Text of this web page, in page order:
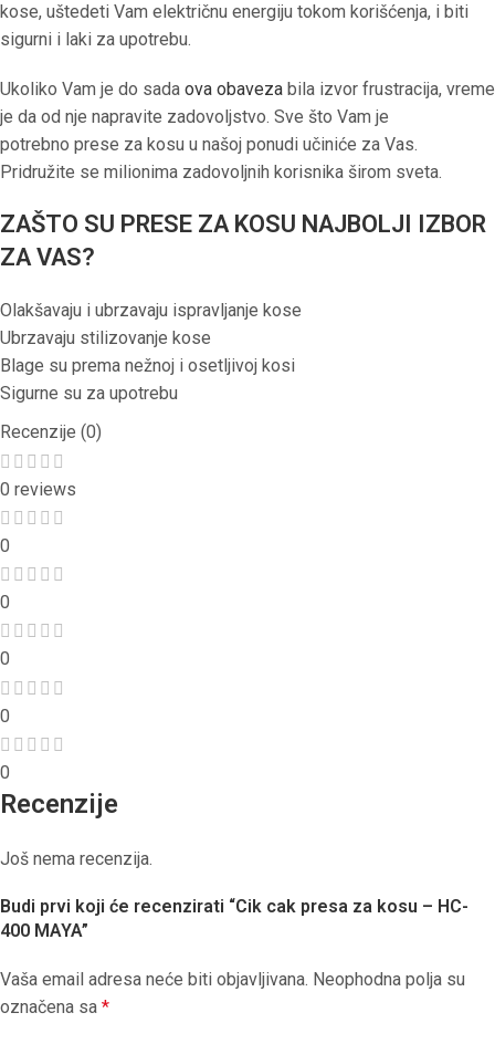
kose, uštedeti Vam električnu energiju tokom korišćenja, i biti
sigurni i laki za upotrebu.
Ukoliko Vam je do sada ova obaveza bila izvor frustracija, vreme
je da od nje napravite zadovoljstvo. Sve što Vam je
potrebno prese za kosu u našoj ponudi učiniće za Vas.
Pridružite se milionima zadovoljnih korisnika širom sveta.
ZAŠTO SU PRESE ZA KOSU NAJBOLJI IZBOR
ZA VAS?
Olakšavaju i ubrzavaju ispravljanje kose
Ubrzavaju stilizovanje kose
Blage su prema nežnoj i osetljivoj kosi
Sigurne su za upotrebu
Recenzije (0)
0 reviews
0
0
0
0
0
Recenzije
Još nema recenzija.
Budi prvi koji će recenzirati “Cik cak presa za kosu – HC-
400 MAYA”
Vaša email adresa neće biti objavljivana. Neophodna polja su
označena sa *